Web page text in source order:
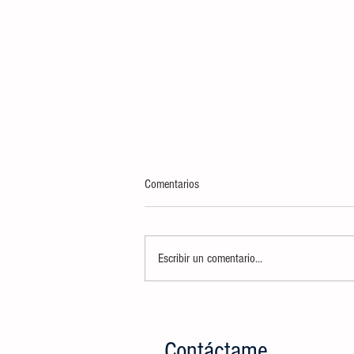
NARCÓTICOS, DECOMISADOS EN LA
Comentarios
Escribir un comentario...